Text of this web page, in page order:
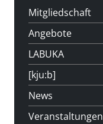
Mitgliedschaft
Angebote
LABUKA
[kju:b]
News
Veranstaltungen